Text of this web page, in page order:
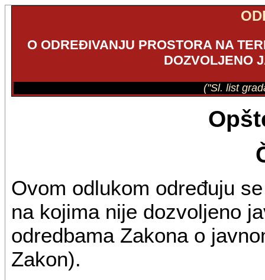
O ODREĐIVANJU PROSTORA NA
DOZVOLJENO
("Sl. list
Ovom odlukom određuju
na kojima nije dozvoljeno
odredbama Zakona o
Zakon).